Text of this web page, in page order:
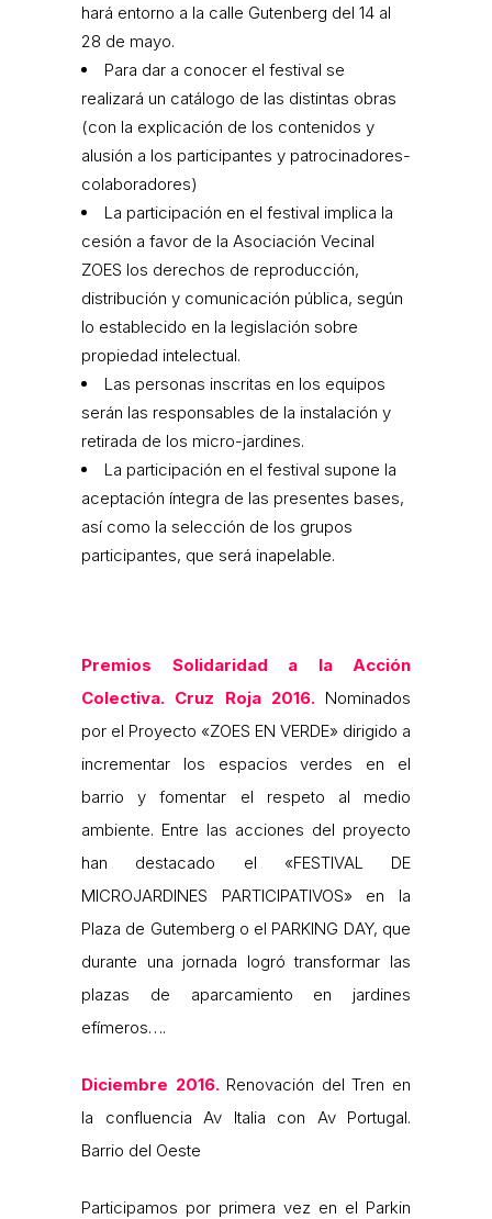
hará entorno a la calle Gutenberg del 14 al
28 de mayo.
Para dar a conocer el festival se
realizará un catálogo de las distintas obras
(con la explicación de los contenidos y
alusión a los participantes y patrocinadores-
colaboradores)
La participación en el festival implica la
cesión a favor de la Asociación Vecinal
ZOES los derechos de reproducción,
distribución y comunicación pública, según
lo establecido en la legislación sobre
propiedad intelectual.
Las personas inscritas en los equipos
serán las responsables de la instalación y
retirada de los micro-jardines.
La participación en el festival supone la
aceptación íntegra de las presentes bases,
así como la selección de los grupos
participantes, que será inapelable.
Premios Solidaridad a la Acción
Colectiva. Cruz Roja 2016.Nominados
por el Proyecto «ZOES EN VERDE» dirigido a
incrementar los espacios verdes en el
barrio y fomentar el respeto al medio
ambiente. Entre las acciones del proyecto
han destacado el «FESTIVAL DE
MICROJARDINES PARTICIPATIVOS» en la
Plaza de Gutemberg o el PARKING DAY, que
durante una jornada logró transformar las
plazas de aparcamiento en jardines
efímeros….
Diciembre 2016.Renovación del Tren en
la confluencia Av Italia con Av Portugal.
Barrio del Oeste
Participamos por primera vez en el Parkin